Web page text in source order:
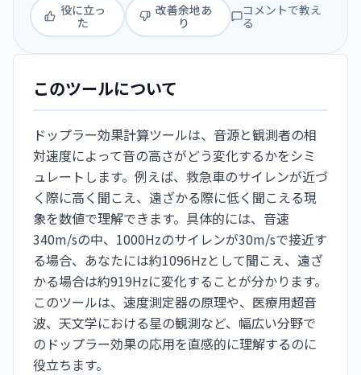
役に立っ
た
改善余地あ
り
コメントで教え
る
このツールについて
ドップラー効果計算ツールは、音源と観測者の相
対速度によって音の高さがどう変化するかをシミ
ュレートします。例えば、救急車のサイレンが近づ
く際に高く聞こえ、遠ざかる際に低く聞こえる現
象を数値で理解できます。具体的には、音速
340m/sの中、1000Hzのサイレンが30m/sで接近す
る場合、あなたには約1096Hzとして聞こえ、遠ざ
かる場合は約919Hzに変化することが分かります。
このツールは、速度測定器の原理や、医療用超音
波、天文学における星の観測など、幅広い分野で
のドップラー効果の応用を直感的に理解するのに
役立ちます。